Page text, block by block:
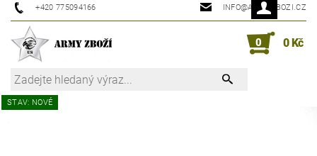
+420 775094166 INFO@ARMYZBOZI.CZ
0 0 Kč
STAV: NOVÉ